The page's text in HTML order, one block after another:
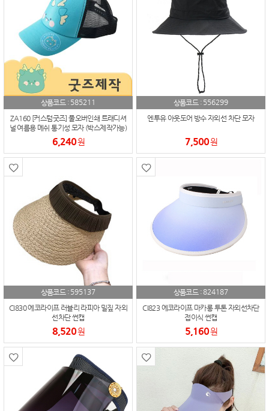
상품코드 : 585211
ZA160 [커스텀굿즈] 풀오버인쇄 트래디셔
널 여름용 메쉬 통기성 모자 (박스제작가능)
6,240원
상품코드 : 556299
엔투유 아웃도어 방수 자외선 차단 모자
7,500원
상품코드 : 595137
CI830 에코라이프 러블리 라피아 밀짚 자외
선차단 썬캡
8,520원
상품코드 :824187
CI823 에코라이프 마카롱 투톤 자외선차단
접이식 썬캡
5,160원